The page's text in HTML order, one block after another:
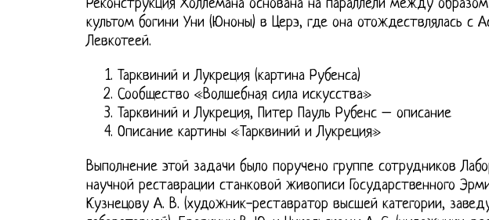
Реконструкция Холлемана основана на параллели между
культом богини Уни (Юноны) в Церэ, где она отождествлялась с
Левкотеей.
Тарквиний и Лукреция (картина Рубенса)
Сообщество «Волшебная сила искусства»
Тарквиний и Лукреция, Питер Пауль Рубенс – описание
Описание картины «Тарквиний и Лукреция»
Выполнение этой задачи было поручено группе сотрудников
научной реставрации станковой живописи Государственного
Кузнецову А. В. (художник-реставратор высшей категории,